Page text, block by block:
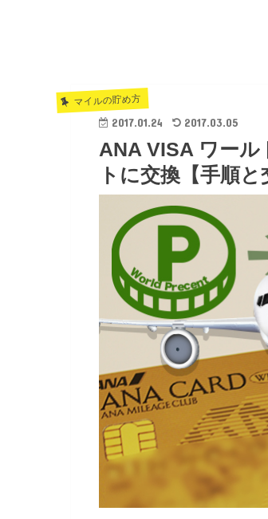
マイルの貯め方
2017.01.24 2017.03.05
ANA VISA ワー
トに交換【手順と